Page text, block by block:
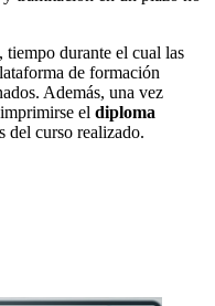
tiempo durante el cual las
de formación
Además, una vez
el diploma
del curso realizado.